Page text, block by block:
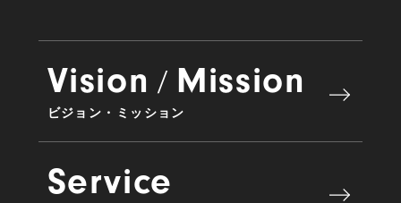
Vision / Mission
ビジョン・ミッション
Service